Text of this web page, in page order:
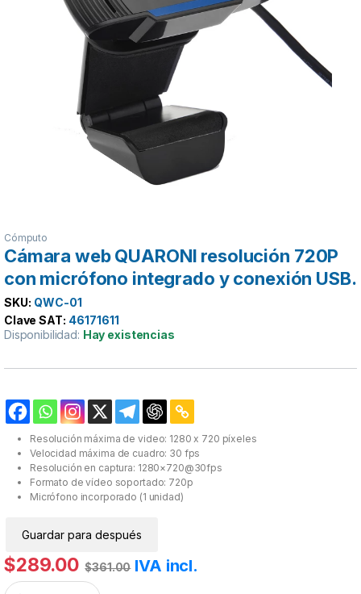
Cómputo
Cámara web QUARONI resolución 720P
con micrófono integrado y conexión USB.
SKU: QWC-01
Clave SAT: 46171611
Disponibilidad: Hay existencias
Resolución máxima de video: 1280 x 720 píxeles
Velocidad máxima de cuadro: 30 fps
Resolución en captura: 1280×720@30fps
Formato de vídeo soportado: 720p
Micrófono incorporado (1 unidad)
Guardar para después
$289.00 $361.00 IVA incl.
Cámara web QUARONI resolución 720P con micrófono integrado y